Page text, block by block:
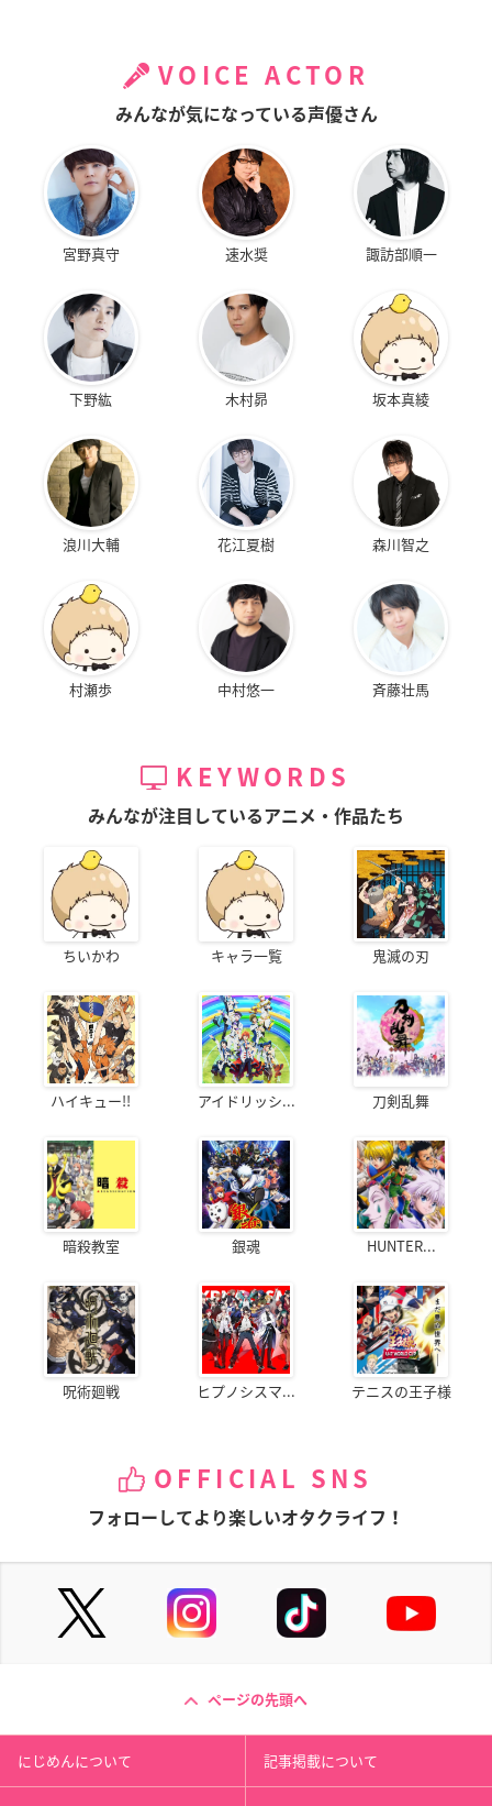
VOICE ACTOR
みんなが気になっている声優さん
宮野真守 速水奨 諏訪部順一
下野紘 木村昴 坂本真綾
浪川大輔 花江夏樹 森川智之
村瀬歩 中村悠一 斉藤壮馬
KEYWORDS
みんなが注目しているアニメ・作品たち
ちいかわ キャラ一覧 鬼滅の刃
ハイキュー!! アイドリッシ... 刀剣乱舞
暗殺教室 銀魂 HUNTER...
呪術廻戦 ヒプノシスマ... テニスの王子様
OFFICIAL SNS
フォローしてより楽しいオタクライフ！
ページの先頭へ
にじめんについて 記事掲載について